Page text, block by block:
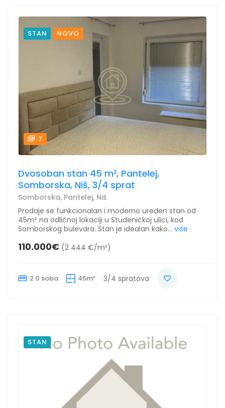
STAN NOVO
7
Dvosoban stan 45 m², Pantelej,
Somborska, Niš, 3/4 sprat
Somborska, Pantelej, Niš
Prodaje se funkcionalan i moderno uređen stan od
45m² na odličnoj lokaciji u Studeničkoj ulici, kod
Somborskog bulevara. Stan je idealan kako... više
110.000€ (2 444 €/m²)
2.0 soba 45m² 3/4 spratova
STAN